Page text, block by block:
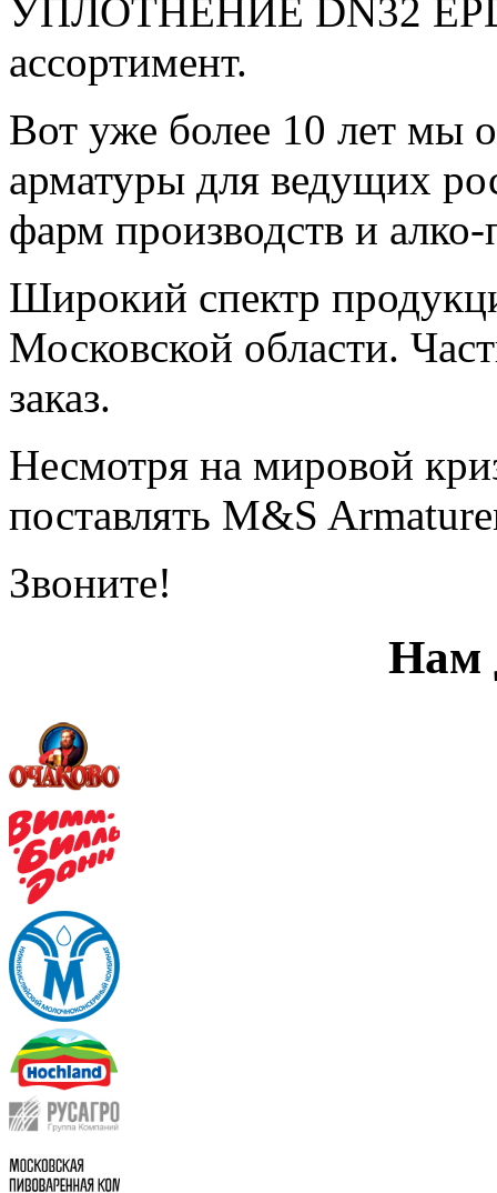
УПЛОТНЕНИЕ DN32
ассортимент.
Вот уже более 10 лет мы
арматуры для ведущих
фарм производств и
Широкий спектр
Московской области.
заказ.
Несмотря на мировой
поставлять M&S
Звоните!
Нам